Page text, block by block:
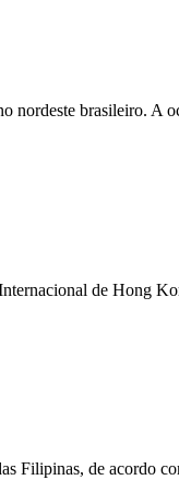
nordeste brasileiro.
de Hong
Filipinas, de